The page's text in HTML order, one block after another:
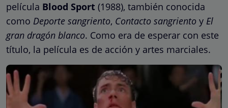
película Blood Sport (1988), también conocida
como Deporte sangriento, Contacto sangriento y El
gran dragón blanco. Como era de esperar con este
título, la película es de acción y artes marciales.